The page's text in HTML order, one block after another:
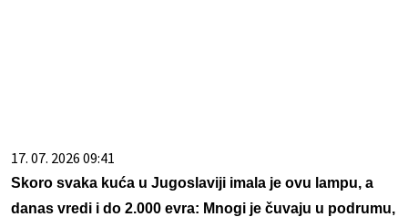
17. 07. 2026 09:41
Skoro svaka kuća u Jugoslaviji imala je ovu lampu, a
danas vredi i do 2.000 evra: Mnogi je čuvaju u podrumu,